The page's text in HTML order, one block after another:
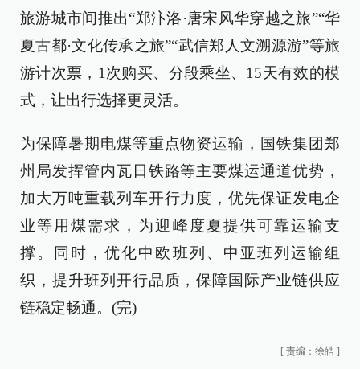
旅游城市间推出“郑汴洛·唐宋风华穿越之旅”“华
夏古都·文化传承之旅”“武信郑人文溯源游”等旅
游计次票，1次购买、分段乘坐、15天有效的模
式，让出行选择更灵活。
为保障暑期电煤等重点物资运输，国铁集团郑
州局发挥管内瓦日铁路等主要煤运通道优势，
加大万吨重载列车开行力度，优先保证发电企
业等用煤需求，为迎峰度夏提供可靠运输支
撑。同时，优化中欧班列、中亚班列运输组
织，提升班列开行品质，保障国际产业链供应
链稳定畅通。(完)
[ 责编：徐皓 ]